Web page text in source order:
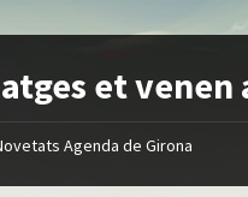
et venen
Agenda de Girona